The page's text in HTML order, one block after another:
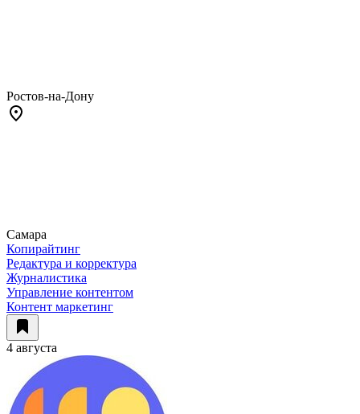
Ростов-на-Дону
Самара
Копирайтинг
Редактура и корректура
Журналистика
Управление контентом
Контент маркетинг
4 августа